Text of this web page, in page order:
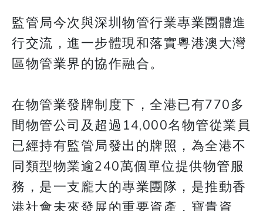
監管局今次與深圳物管行業專業團體進
行交流，進一步體現和落實粵港澳大灣
區物管業界的協作融合。
​​​​​​​在物管業發牌制度下，全港已有770多
間物管公司及超過14,000名物管從業員
已經持有監管局發出的牌照，為全港不
同類型物業逾240萬個單位提供物管服
務，是一支龐大的專業團隊，是推動香
港社會未來發展的重要資產，寶貴資